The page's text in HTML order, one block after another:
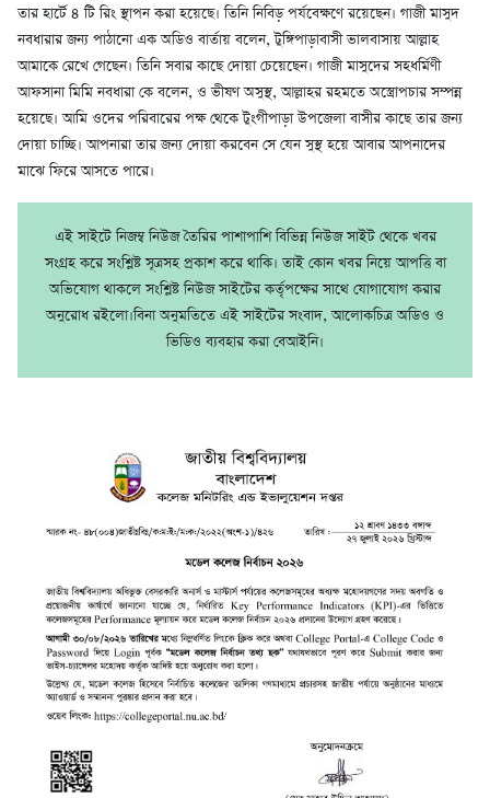
তার হার্টে ৪ টি রিং স্থাপন করা হয়েছে। তিনি নিবিড় পর্যবেক্ষণে রয়েছেন। গাজী মাসুদ
নবধারার জন্য পাঠানো এক অডিও বার্তায় বলেন, টুঙ্গিপাড়াবাসী ভালবাসায় আল্লাহ
আমাকে রেখে গেছেন। তিনি সবার কাছে দোয়া চেয়েছেন। গাজী মাসুদের সহধর্মিণী
আফসানা মিমি নবধারা কে বলেন, ও ভীষণ অসুস্থ, আল্লাহর রহমতে অস্ত্রোপচার সম্পন্ন
হয়েছে। আমি ওদের পরিবারের পক্ষ থেকে টুংগীপাড়া উপজেলা বাসীর কাছে তার জন্য
দোয়া চাচ্ছি। আপনারা তার জন্য দোয়া করবেন সে যেন সুস্থ হয়ে আবার আপনাদের
মাঝে ফিরে আসতে পারে।
এই সাইটে নিজম্ব নিউজ তৈরির পাশাপাশি বিভিন্ন নিউজ সাইট থেকে খবর
সংগ্রহ করে সংশ্লিষ্ট সূত্রসহ প্রকাশ করে থাকি। তাই কোন খবর নিয়ে আপত্তি বা
অভিযোগ থাকলে সংশ্লিষ্ট নিউজ সাইটের কর্তৃপক্ষের সাথে যোগাযোগ করার
অনুরোধ রইলো।বিনা অনুমতিতে এই সাইটের সংবাদ, আলোকচিত্র অডিও ও
ভিডিও ব্যবহার করা বেআইনি।